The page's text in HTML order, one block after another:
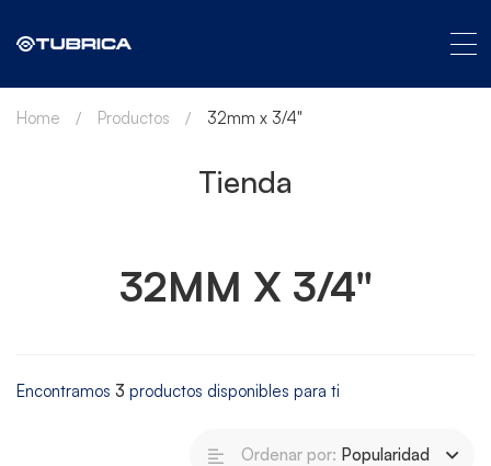
Tienda
Home Productos 32mm x 3/4"
32MM X 3/4"
Encontramos 3 productos disponibles para ti
Ordenar por: Popularidad